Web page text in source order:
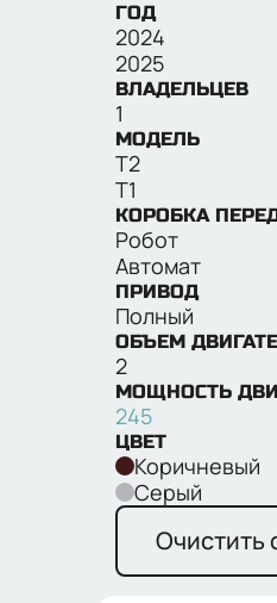
ГОД
2024
2025
ВЛАДЕЛЬЦЕВ
1
МОДЕЛЬ
T2
T1
КОРОБКА
Робот
Автомат
ПРИВОД
Полный
ОБЪЕМ
2
МОЩНОСТЬ
245
ЦВЕТ
Коричневый
Серый
Очистить